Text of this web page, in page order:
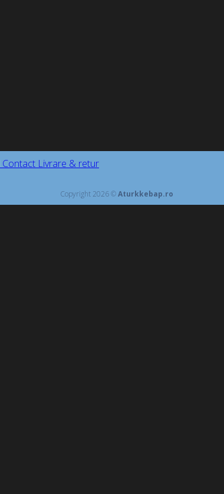
Contact Livrare & retur
Copyright 2026 ©Aturkkebap.ro